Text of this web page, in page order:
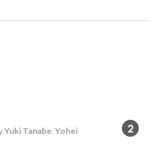
2
Yuki Tanabe, Yohei